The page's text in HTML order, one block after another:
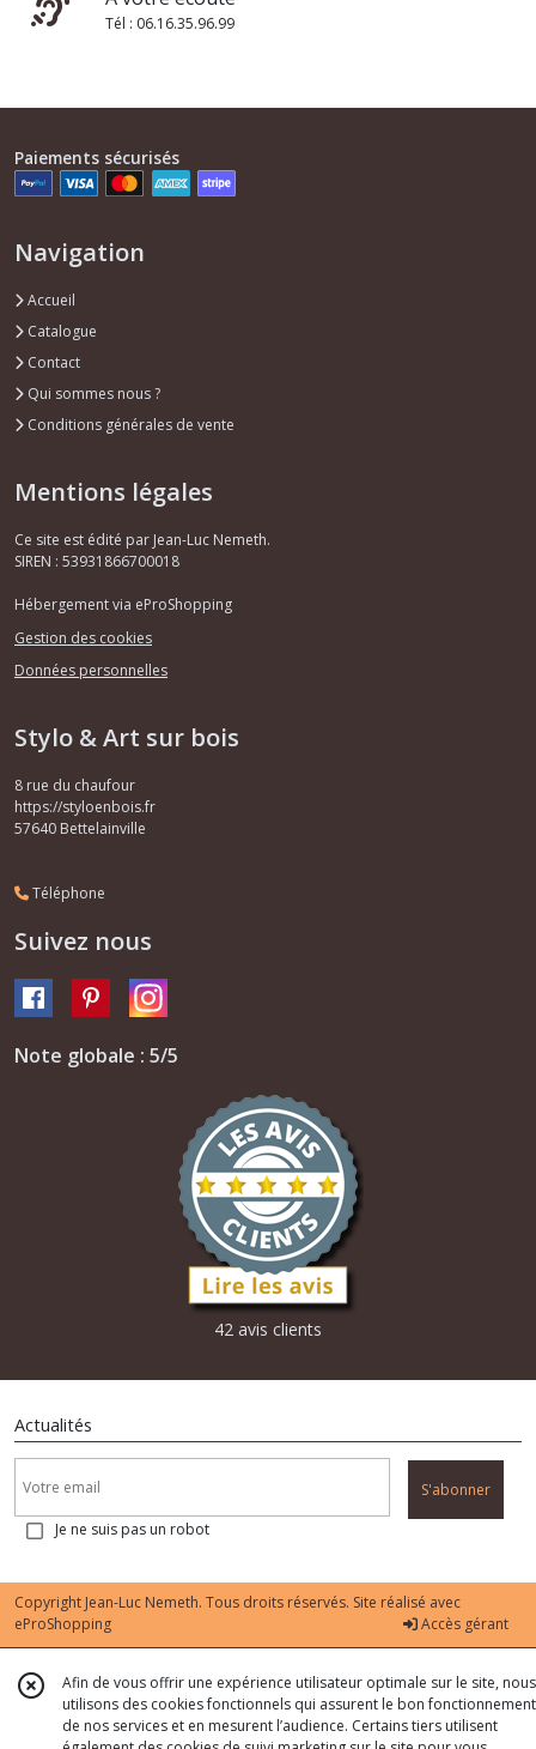
Tél : 06.16.35.96.99
Paiements sécurisés
Navigation
Accueil
Catalogue
Contact
Qui sommes nous ?
Conditions générales de vente
Mentions légales
Ce site est édité par Jean-Luc Nemeth.
SIREN : 53931866700018
Hébergement via eProShopping
Gestion des cookies
Données personnelles
Stylo & Art sur bois
8 rue du chaufour
https://styloenbois.fr
57640 Bettelainville
Téléphone
Suivez nous
Note globale : 5/5
42 avis clients
Actualités
S'abonner
Je ne suis pas un robot
Copyright Jean-Luc Nemeth. Tous droits réservés. Site réalisé avec
eProShopping
Accès gérant
Afin de vous offrir une expérience utilisateur optimale sur le site, nous
utilisons des cookies fonctionnels qui assurent le bon fonctionnement
de nos services et en mesurent l’audience. Certains tiers utilisent